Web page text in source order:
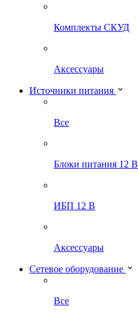
Комплекты СКУД
Аксессуары
Источники питания
Все
Блоки питания 12 В
ИБП 12 В
Аксессуары
Сетевое оборудование
Все